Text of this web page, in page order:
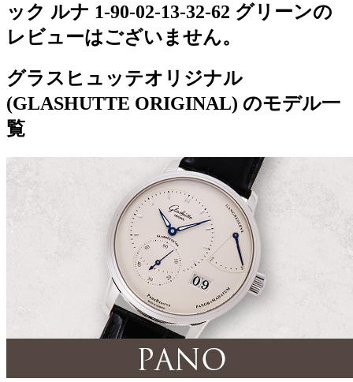
ック ルナ 1-90-02-13-32-62 グリーンの
レビューはございません。
グラスヒュッテオリジナル
(GLASHUTTE ORIGINAL) のモデル一
覧